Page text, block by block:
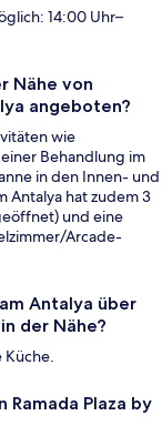
14:00 Uhr–
Nähe von
angeboten?
wie
Behandlung im
in den Innen- und
Antalya hat zudem 3
und eine
Arcade-
Antalya über
der Nähe?
Küche.
Ramada Plaza by